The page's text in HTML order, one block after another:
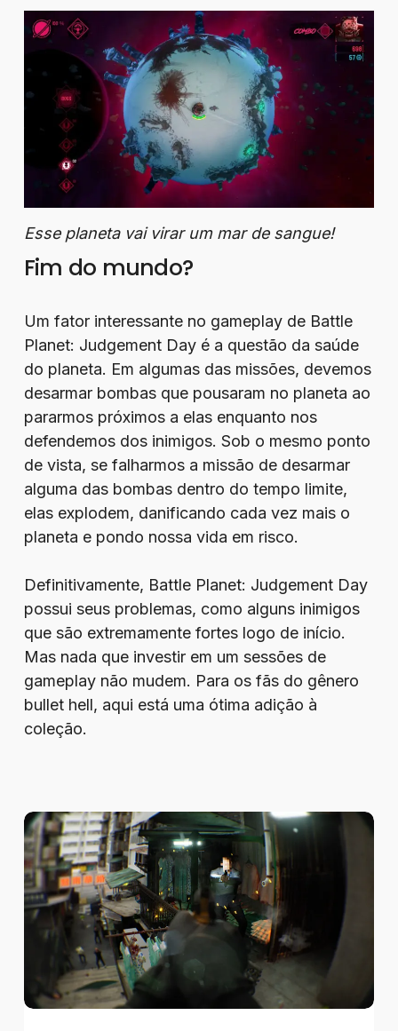
Esse planeta vai virar um mar de sangue!
Fim do mundo?
Um fator interessante no gameplay de Battle
Planet: Judgement Day é a questão da saúde
do planeta. Em algumas das missões, devemos
desarmar bombas que pousaram no planeta ao
pararmos próximos a elas enquanto nos
defendemos dos inimigos. Sob o mesmo ponto
de vista, se falharmos a missão de desarmar
alguma das bombas dentro do tempo limite,
elas explodem, danificando cada vez mais o
planeta e pondo nossa vida em risco.
Definitivamente, Battle Planet: Judgement Day
possui seus problemas, como alguns inimigos
que são extremamente fortes logo de início.
Mas nada que investir em um sessões de
gameplay não mudem. Para os fãs do gênero
bullet hell, aqui está uma ótima adição à
coleção.
Better
Than
Dead
mete
chumbo
grosso
realidade